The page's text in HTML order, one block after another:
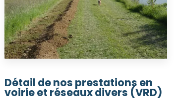
Détail de nos prestations en
voirie et réseaux divers (VRD)